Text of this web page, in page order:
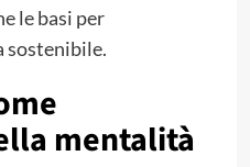
le basi per
sostenibile.
mentalità